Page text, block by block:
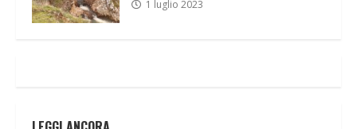
1 luglio 2023